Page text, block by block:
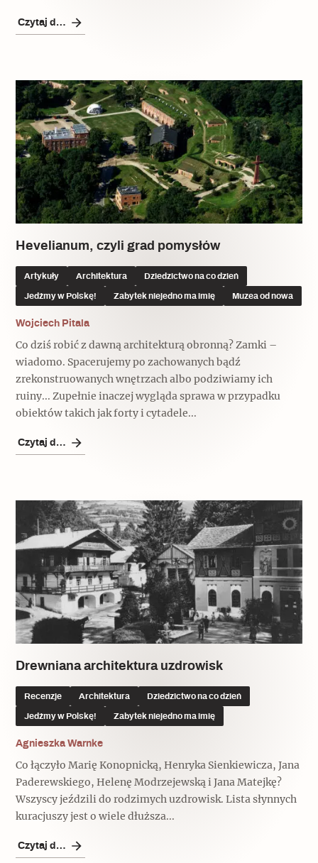
Zabierz mapę na wakacje!
Czytaj dalej
Hevelianum, czyli grad pomysłów
Artykuły Architektura Dziedzictwo na co dzień
Jedźmy w Polskę! Zabytek niejedno ma imię Muzea od nowa
Wojciech Pitala
Co dziś robić z dawną architekturą obronną? Zamki –
wiadomo. Spacerujemy po zachowanych bądź
zrekonstruowanych wnętrzach albo podziwiamy ich
ruiny... Zupełnie inaczej wygląda sprawa w przypadku
obiektów takich jak forty i cytadele...
Czytaj dalej
Drewniana architektura uzdrowisk
Recenzje Architektura Dziedzictwo na co dzień
Jedźmy w Polskę! Zabytek niejedno ma imię
Agnieszka Warnke
Co łączyło Marię Konopnicką, Henryka Sienkiewicza, Jana
Paderewskiego, Helenę Modrzejewską i Jana Matejkę?
Wszyscy jeździli do rodzimych uzdrowisk. Lista słynnych
kuracjuszy jest o wiele dłuższa...
Czytaj dalej